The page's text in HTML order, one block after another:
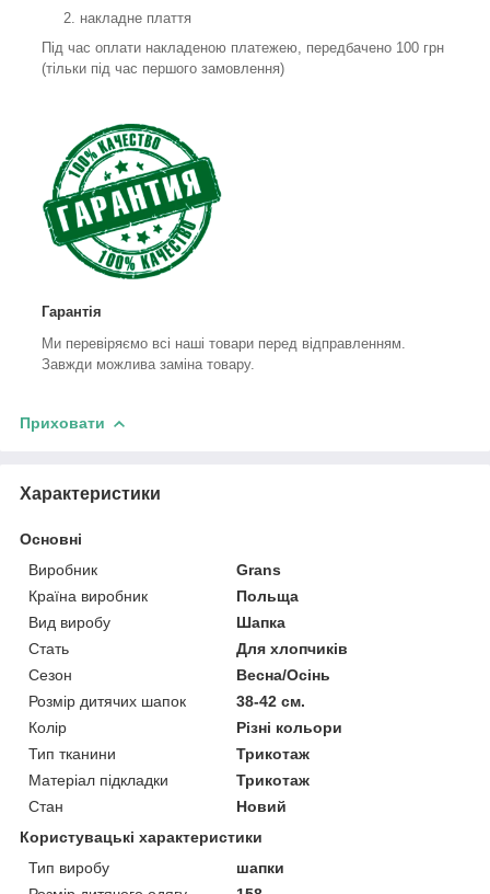
накладне плаття
Під час оплати накладеною платежею, передбачено 100 грн
(тільки під час першого замовлення)
Гарантія
Ми перевіряємо всі наші товари перед відправленням.
Завжди можлива заміна товару.
Приховати
Характеристики
Основні
Виробник
Grans
Країна виробник
Польща
Вид виробу
Шапка
Стать
Для хлопчиків
Сезон
Весна/Осінь
Розмір дитячих шапок
38-42 см.
Колір
Різні кольори
Тип тканини
Трикотаж
Матеріал підкладки
Трикотаж
Стан
Новий
Користувацькі характеристики
Тип виробу
шапки